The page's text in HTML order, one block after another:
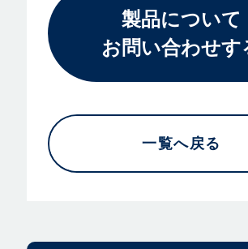
製品について
お問い合わせす
一覧へ戻る